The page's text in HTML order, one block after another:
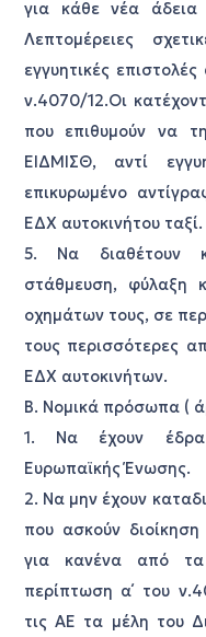
για κάθε νέα άδεια
Λεπτομέρειες
εγγυητικές
ν.4070/12.Οι
που επιθυμούν να
ΕΙΔΜΙΣΘ, αντί
επικυρωμένο
ΕΔΧ αυτοκινήτου ταξί.
5. Να διαθέτουν
στάθμευση, φύλαξη
οχημάτων τους, σε
τους περισσότερες
ΕΔΧ αυτοκινήτων.
Β. Νομικά πρόσωπα (
1. Να έχουν έδρα
Ευρωπαϊκής Ένωσης.
2. Να μην έχουν
που ασκούν
για κανένα από
περίπτωση α΄ του
τις ΑΕ τα μέλη του